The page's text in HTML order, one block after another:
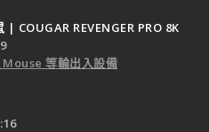
| COUGAR REVENGER PRO 8K
等輸出入設備